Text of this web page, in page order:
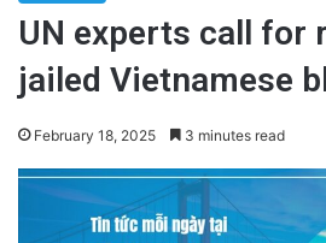
UN experts call for
jailed Vietnamese
February 18, 2025 3 minutes read